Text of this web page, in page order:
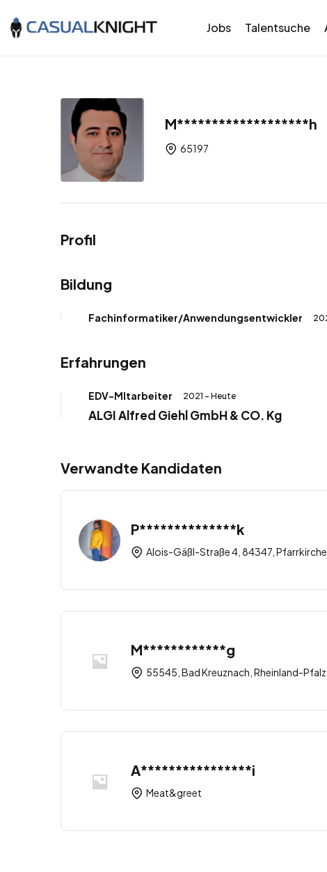
Jobs Talentsuche
M*******************h
65197
Profil
Bildung
Fachinformatiker/Anwendungsentwickler
Erfahrungen
EDV-MItarbeiter 2021 - Heute
ALGI Alfred Giehl GmbH & CO. Kg
Verwandte Kandidaten
P**************k
Alois-Gäßl-Straße 4, 84347,
M************g
55545, Bad Kreuznach, Rheinland-Pfalz
A****************i
Meat&greet